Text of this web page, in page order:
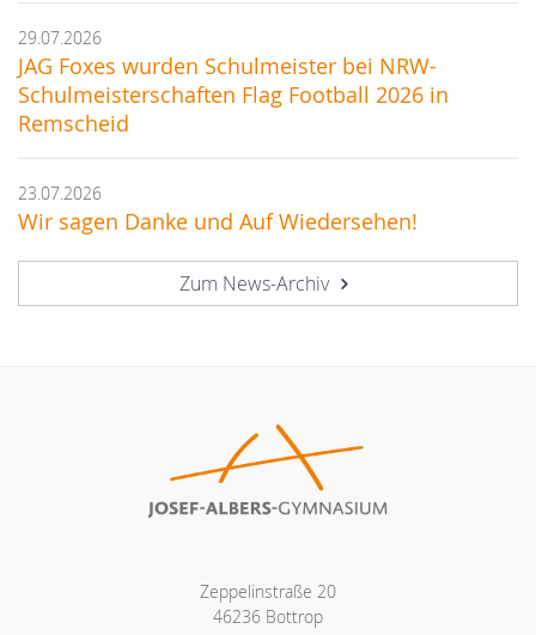
29.07.2026
JAG Foxes wurden Schulmeister bei NRW-
Schulmeisterschaften Flag Football 2026 in
Remscheid
23.07.2026
Wir sagen Danke und Auf Wiedersehen!
Zum News-Archiv
Zeppelinstraße 20
46236 Bottrop